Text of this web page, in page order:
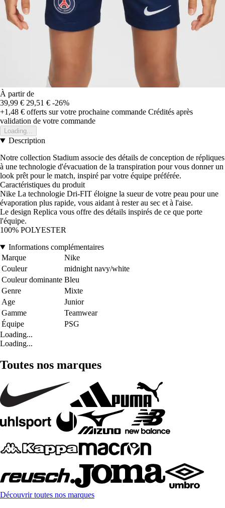
À partir de
39,99 € 29,51 € -26%
+1,48 € offerts sur votre prochaine commande Crédités après
validation de votre commande
Loading...
Description
Notre collection Stadium associe des détails de conception de répliques
à une technologie d'évacuation de la transpiration pour vous donner un
look prêt pour le match, inspiré par votre équipe préférée.
Caractéristiques du produit
Nike La technologie Dri-FIT éloigne la sueur de votre peau pour une
évaporation plus rapide, vous aidant à rester au sec et à l'aise.
Le design Replica vous offre des détails inspirés de ce que porte
l'équipe.
100% POLYESTER
Informations complémentaires
Marque
Nike
Couleur
midnight navy/white
Couleur dominante Bleu
Genre
Mixte
Age
Junior
Gamme
Teamwear
Équipe
PSG
Loading...
Loading...
Toutes nos marques
Découvrir toutes nos marques